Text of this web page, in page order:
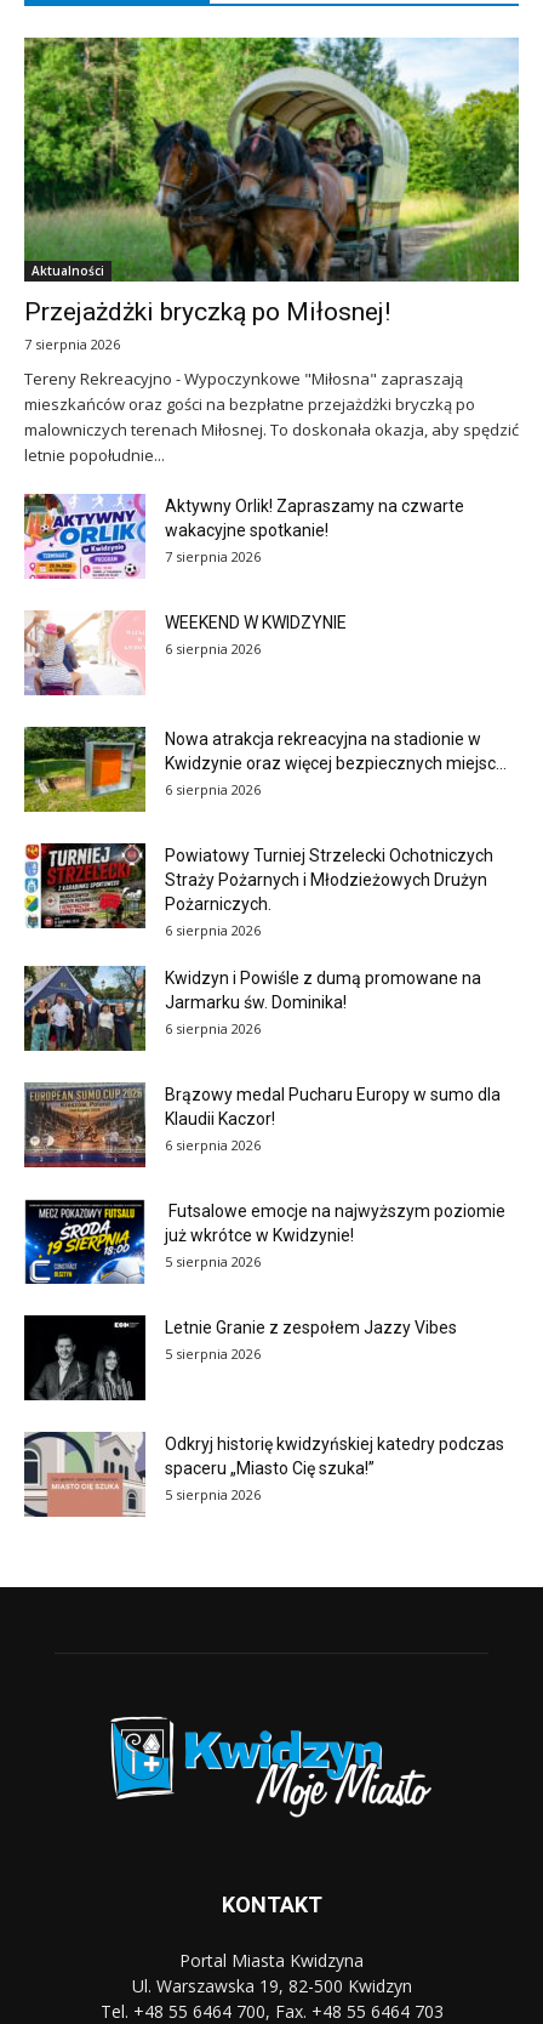
Aktualności
Przejażdżki bryczką po Miłosnej!
7 sierpnia 2026
Tereny Rekreacyjno - Wypoczynkowe "Miłosna" zapraszają
mieszkańców oraz gości na bezpłatne przejażdżki bryczką po
malowniczych terenach Miłosnej. To doskonała okazja, aby spędzić
letnie popołudnie...
Aktywny Orlik! Zapraszamy na czwarte
wakacyjne spotkanie!
7 sierpnia 2026
WEEKEND W KWIDZYNIE
6 sierpnia 2026
Nowa atrakcja rekreacyjna na stadionie w
Kwidzynie oraz więcej bezpiecznych miejsc...
6 sierpnia 2026
Powiatowy Turniej Strzelecki Ochotniczych
Straży Pożarnych i Młodzieżowych Drużyn
Pożarniczych.
6 sierpnia 2026
Kwidzyn i Powiśle z dumą promowane na
Jarmarku św. Dominika!
6 sierpnia 2026
Brązowy medal Pucharu Europy w sumo dla
Klaudii Kaczor!
6 sierpnia 2026
Futsalowe emocje na najwyższym poziomie
już wkrótce w Kwidzynie!
5 sierpnia 2026
Letnie Granie z zespołem Jazzy Vibes
5 sierpnia 2026
Odkryj historię kwidzyńskiej katedry podczas
spaceru „Miasto Cię szuka!”
5 sierpnia 2026
KONTAKT
Portal Miasta Kwidzyna
Ul. Warszawska 19, 82-500 Kwidzyn
Tel. +48 55 6464 700, Fax. +48 55 6464 703